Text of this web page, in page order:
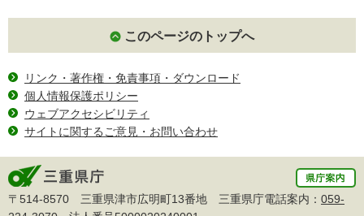
このページのトップへ
リンク・著作権・免責事項・ダウンロード
個人情報保護ポリシー
ウェブアクセシビリティ
サイトに関するご意見・お問い合わせ
〒514-8570 三重県津市広明町13番地 三重県庁電話案内： 059-